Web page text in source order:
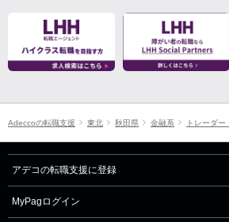
Adeccoの転職支援 東北 秋田県 金融系 トレーダ
アデコの転職支援に登録
MyPagログイン